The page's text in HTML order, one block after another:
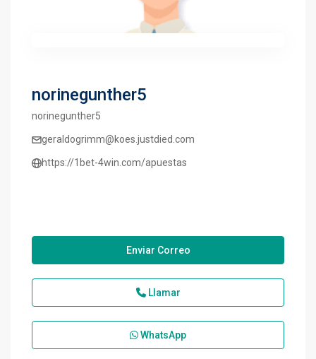
norinegunther5
norinegunther5
geraldogrimm@koes.justdied.com
https://1bet-4win.com/apuestas
Enviar Correo
Llamar
WhatsApp